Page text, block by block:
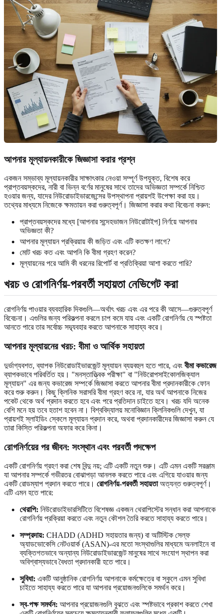
আপনার মূল্যায়নকারীকে জিজ্ঞাসা করার প্রশ্ন
একজন সম্ভাব্য মূল্যায়নকারীর সাক্ষাৎকার নেওয়া সম্পূর্ণ উপযুক্ত, বিশেষ করে
প্রাপ্তবয়স্কদের, নারী বা ভিন্ন বর্ণের মানুষের সাথে তাদের অভিজ্ঞতা সম্পর্কে নিশ্চিত
হওয়ার জন্য, যাদের নিউরোডাইভারজেন্সের উপস্থাপনা প্রায়শই উপেক্ষা করা হয়।
তথ্যের মাধ্যমে নিজেকে ক্ষমতায়ন করা গুরুত্বপূর্ণ। জিজ্ঞাসা করার কথা বিবেচনা করুন:
প্রাপ্তবয়স্কদের মধ্যে [আপনার সন্দেহভাজন নিউরোটাইপ] নির্ণয়ে আপনার
অভিজ্ঞতা কী?
আপনার মূল্যায়ন প্রক্রিয়ায় কী জড়িত এবং এটি কতক্ষণ লাগে?
মোট খরচ কত এবং আপনি কি বীমা গ্রহণ করেন?
মূল্যায়নের পরে আমি কী ধরনের রিপোর্ট বা প্রতিক্রিয়া আশা করতে পারি?
খরচ ও রোগনির্ণয়-পরবর্তী সহায়তা নেভিগেট করা
রোগনির্ণয় পাওয়ার ব্যবহারিক দিকগুলি—অর্থাৎ খরচ এবং এর পরে কী আসে—গুরুত্বপূর্ণ
বিবেচনা। এগুলির জন্য পরিকল্পনা করলে চাপ কমে যায় এবং একটি রোগনির্ণয় যে স্পষ্টতা
আনতে পারে তার সর্বোচ্চ সদ্ব্যবহার করতে আপনাকে সাহায্য করে।
আপনার মূল্যায়নের খরচ: বীমা ও আর্থিক সহায়তা
দুর্ভাগ্যবশত, ব্যাপক নিউরোডাইভারজেন্ট মূল্যায়ন ব্যয়বহুল হতে পারে, এবংবীমা কভারেজ
ব্যাপকভাবে পরিবর্তিত হয়। "মনস্তাত্ত্বিক পরীক্ষা" বা "নিউরোপসাইকোলজিক্যাল
মূল্যায়ন" এর জন্য কভারেজ সম্পর্কে জিজ্ঞাসা করতে আপনার বীমা প্রদানকারীকে ফোন
করে শুরু করুন। কিছু ক্লিনিক সরাসরি বীমা গ্রহণ করে না, যার অর্থ আপনাকে নিজের
পকেট থেকে অর্থ প্রদান করতে হবে এবং পরে প্রতিদান চাইতে হবে। খরচ যদি অনেক
বেশি মনে হয় তবে হতাশ হবেন না। বিশ্ববিদ্যালয় মনোবিজ্ঞান ক্লিনিকগুলি দেখুন, যা
প্রায়শই স্লাইডিং স্কেলে মূল্যায়ন প্রদান করে, অথবা প্রদানকারীদের জিজ্ঞাসা করুন যে
তারা কিস্তি পরিকল্পনা অফার করে কিনা।
রোগনির্ণয়ের পর জীবন: সংস্থান এবং পরবর্তী পদক্ষেপ
একটি রোগনির্ণয় গ্রহণ করা শেষ বিন্দু নয়; এটি একটি নতুন শুরু। এটি এমন একটি সরঞ্জাম
যা আপনার সম্পর্কে গভীরতর বোঝাপড়া আনলক করতে পারে এবং এগিয়ে যাওয়ার জন্য
একটি রোডম্যাপ প্রদান করতে পারে। রোগনির্ণয়-পরবর্তী সহায়তাঅত্যন্ত গুরুত্বপূর্ণ।
এটি এমন হতে পারে:
থেরাপি: নিউরোডাইভারসিটিতে বিশেষজ্ঞ একজন থেরাপিস্টের সন্ধান করা আপনাকে
রোগনির্ণয় প্রক্রিয়া করতে এবং নতুন কৌশল তৈরি করতে সাহায্য করতে পারে।
সম্প্রদায়: CHADD (ADHD সহায়তার জন্য) বা অটিস্টিক সেল্ফ
অ্যাডভোকেসি নেটওয়ার্ক (ASAN)-এর মতো সংস্থাগুলির মাধ্যমে অনলাইনে বা
ব্যক্তিগতভাবে অন্যান্য নিউরোডাইভারজেন্ট মানুষের সাথে সংযোগ স্থাপন করা
অবিশ্বাস্যভাবে বৈধতা প্রদানকারী হতে পারে।
সুবিধা: একটি আনুষ্ঠানিক রোগনির্ণয় আপনাকে কর্মক্ষেত্রে বা স্কুলে এমন সুবিধা
চাইতে সাহায্য করতে পারে যা আপনার প্রয়োজনগুলিকে সমর্থন করে।
স্ব-পক্ষ সমর্থন: আপনার প্রয়োজনগুলি বুঝতে এবং স্পষ্টভাবে প্রকাশ করতে শেখা